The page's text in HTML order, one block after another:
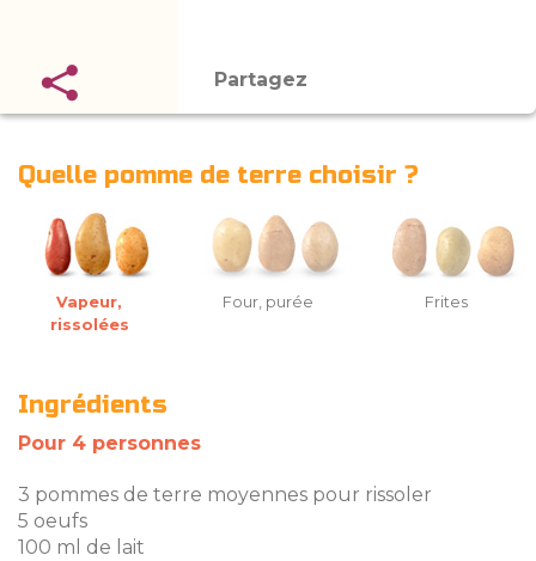
Partagez
Quelle pomme de terre choisir ?
Vapeur,
rissolées
Four, purée Frites
Ingrédients
Pour 4 personnes
3 pommes de terre moyennes pour rissoler
5 oeufs
100 ml de lait